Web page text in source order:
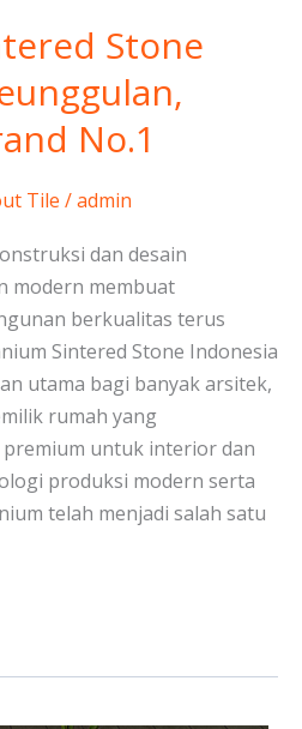
Stone
No.1
Tile /admin
dan desain
modern membuat
berkualitas terus
Sintered Stone Indonesia
utama bagi banyak arsitek,
rumah yang
untuk interior dan
produksi modern serta
telah menjadi salah satu